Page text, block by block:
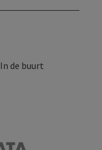
In de buurt